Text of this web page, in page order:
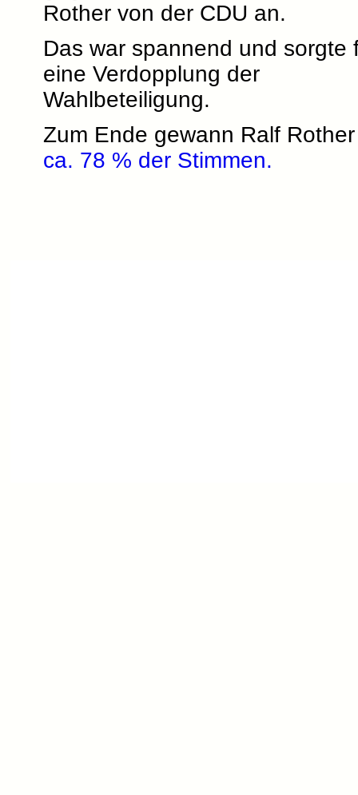
Rother von der CDU an.
Das war spannend und sorgte
eine Verdopplung der
Wahlbeteiligung.
Zum Ende gewann Ralf
ca. 78 % der Stimmen.